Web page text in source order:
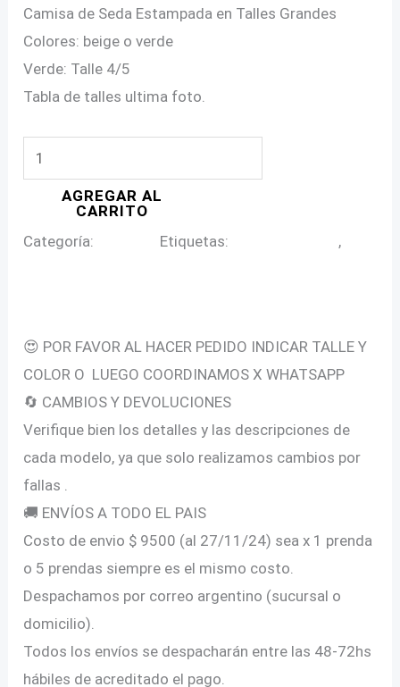
was:
$35,000.00.
is:
Camisa de Seda Estampada en Talles Grandes
Colores: beige o verde
Verde: Talle 4/5
Tabla de talles ultima foto.
CAMISA
DE
ESTAMPADA
cantidad
AGREGAR AL
CARRITO
Categoría:
Etiquetas:
,
😍 POR FAVOR AL HACER PEDIDO INDICAR TALLE Y
COLOR O LUEGO COORDINAMOS X WHATSAPP
🔄 CAMBIOS Y DEVOLUCIONES
Verifique bien los detalles y las descripciones de
cada modelo, ya que solo realizamos cambios por
fallas .
🚚 ENVÍOS A TODO EL PAIS
Costo de envio $ 9500 (al 27/11/24) sea x 1 prenda
o 5 prendas siempre es el mismo costo.
Despachamos por correo argentino (sucursal o
domicilio).
Todos los envíos se despacharán entre las 48-72hs
hábiles de acreditado el pago.